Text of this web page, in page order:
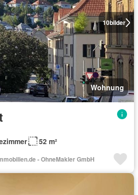
10bilder
Wohnung
52 m²
- OhneMakler GmbH